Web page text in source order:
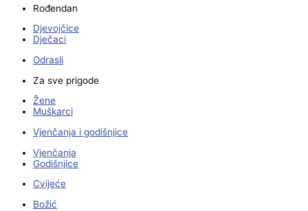
Rođendan
Djevojčice
Dječaci
Odrasli
Za sve prigode
Žene
Muškarci
Vjenčanja i godišnjice
Vjenčanja
Godišnjice
Cvijeće
Božić